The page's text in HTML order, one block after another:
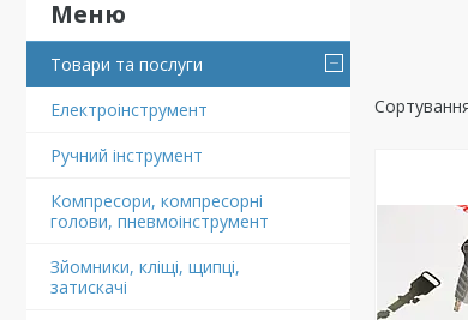
Товари та послуги
Електроінструмент
Ручний інструмент
Компресори, компресорні
голови, пневмоінструмент
Зйомники, кліщі, щипці,
затискачі